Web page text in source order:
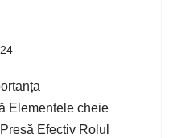
Elementele cheie
Efectiv Rolul